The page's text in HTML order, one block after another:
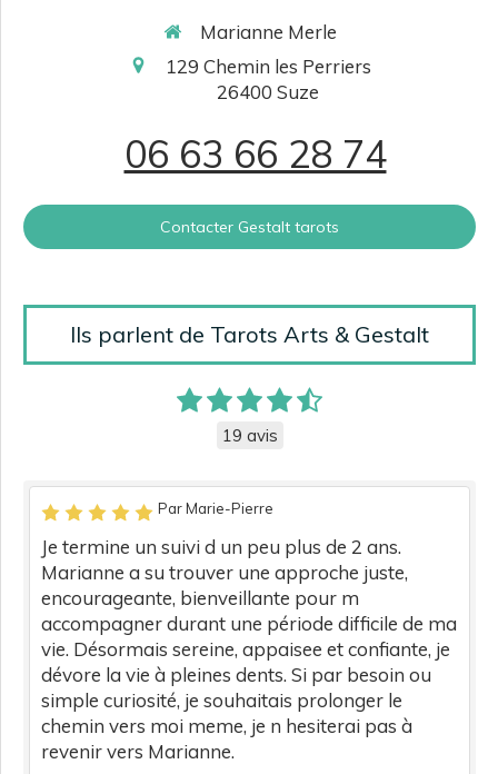
Marianne Merle
129 Chemin les Perriers
26400 Suze
06 63 66 28 74
Contacter Gestalt tarots
Ils parlent de Tarots Arts & Gestalt
19 avis
Par Marie-Pierre
Je termine un suivi d un peu plus de 2 ans.
Marianne a su trouver une approche juste,
encourageante, bienveillante pour m
accompagner durant une période difficile de ma
vie. Désormais sereine, appaisee et confiante, je
dévore la vie à pleines dents. Si par besoin ou
simple curiosité, je souhaitais prolonger le
chemin vers moi meme, je n hesiterai pas à
revenir vers Marianne.